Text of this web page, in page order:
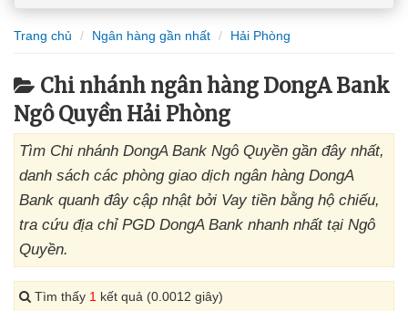
Trang chủ Ngân hàng gần nhất Hải Phòng
Chi nhánh ngân hàng DongA Bank
Ngô Quyền Hải Phòng
Tìm Chi nhánh DongA Bank Ngô Quyền gần đây nhất,
danh sách các phòng giao dịch ngân hàng DongA
Bank quanh đây cập nhật bởi Vay tiền bằng hộ chiếu,
tra cứu địa chỉ PGD DongA Bank nhanh nhất tại Ngô
Quyền.
Tìm thấy 1 kết quả (0.0012 giây)